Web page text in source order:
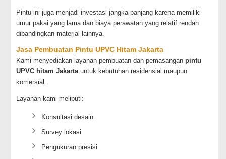
Pintu ini juga menjadi investasi jangka panjang karena memiliki
umur pakai yang lama dan biaya perawatan yang relatif rendah
dibandingkan material lainnya.
Jasa Pembuatan Pintu UPVC Hitam Jakarta
Kami menyediakan layanan pembuatan dan pemasanganpintu
UPVC hitam Jakartauntuk kebutuhan residensial maupun
komersial.
Layanan kami meliputi:
Konsultasi desain
Survey lokasi
Pengukuran presisi